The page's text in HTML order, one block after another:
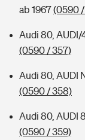
ab 1967(0590
Audi 80, AUDI/
(0590 / 357)
Audi 80, AUDI
(0590 / 358)
Audi 80, AUDI
(0590 / 359)